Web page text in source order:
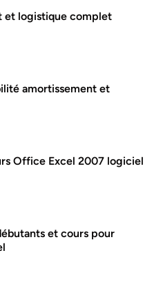
et logistique complet
amortissement et
Office Excel 2007 logiciel
et cours pour